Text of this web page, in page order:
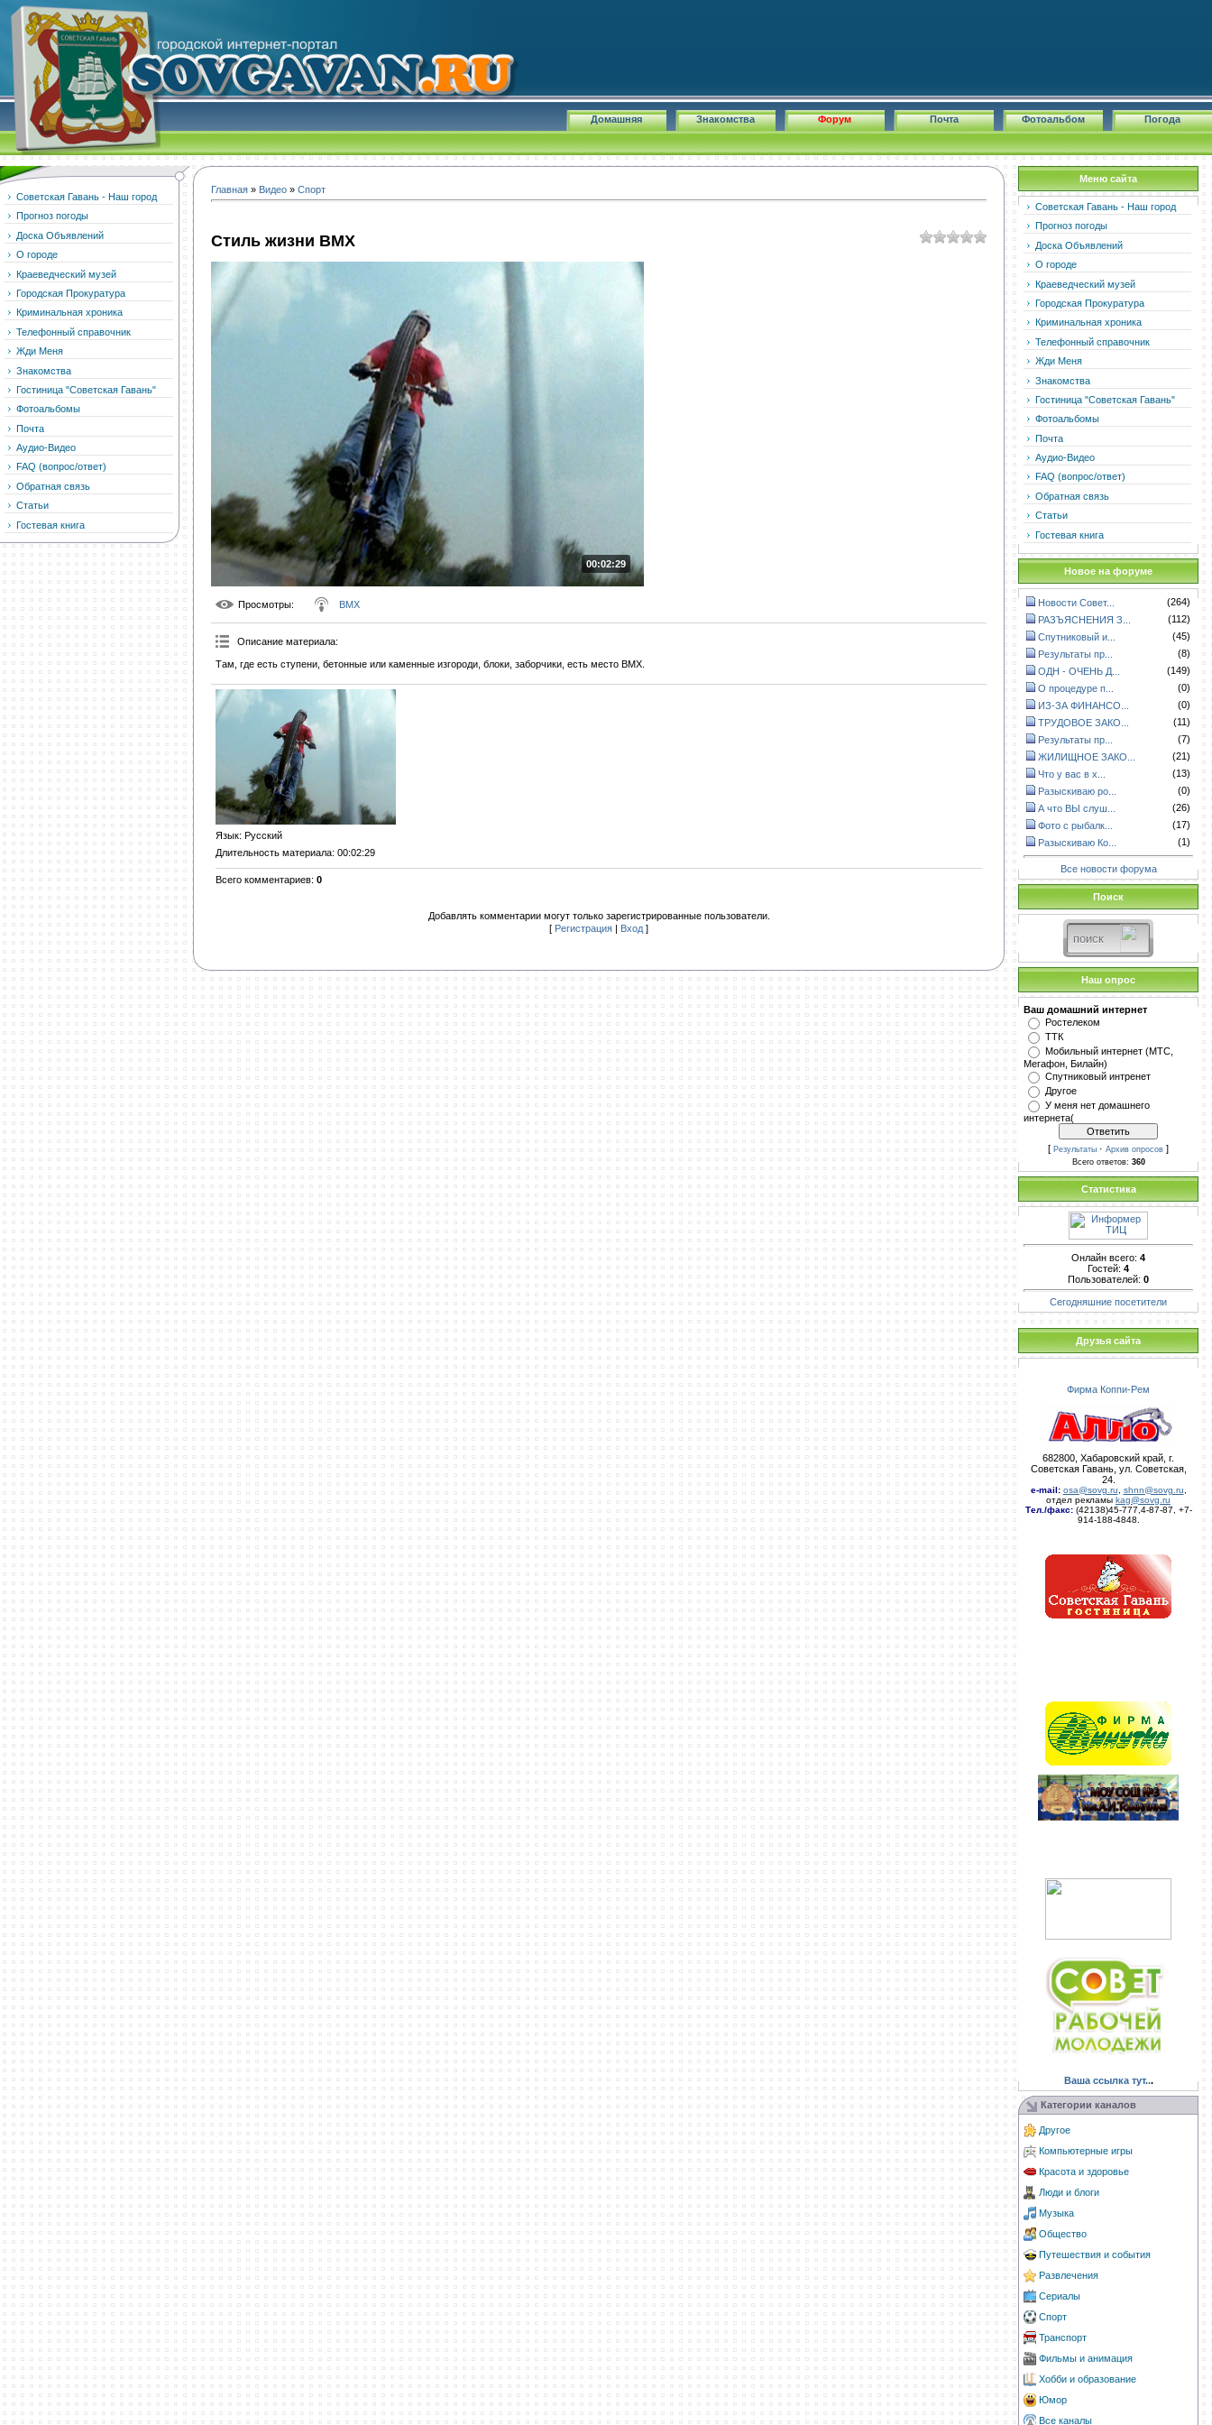
Погода
Фотоальбом
Почта
Форум
Знакомства
Домашняя
Советская Гавань - Наш город
Прогноз погоды
Доска Объявлений
О городе
Краеведческий музей
Городская Прокуратура
Криминальная хроника
Телефонный справочник
Жди Меня
Знакомства
Гостиница "Советская Гавань"
Фотоальбомы
Почта
Аудио-Видео
FAQ (вопрос/ответ)
Обратная связь
Статьи
Гостевая книга
Главная » Видео » Спорт
Стиль жизни BMX
00:02:29
Просмотры: BMX
Описание материала:
Там, где есть ступени, бетонные или каменные изгороди, блоки, заборчики, есть место BMX.
Язык: Русский
Длительность материала: 00:02:29
Всего комментариев: 0
Добавлять комментарии могут только зарегистрированные пользователи.
[ Регистрация | Вход ]
Меню сайта
Советская Гавань - Наш город
Прогноз погоды
Доска Объявлений
О городе
Краеведческий музей
Городская Прокуратура
Криминальная хроника
Телефонный справочник
Жди Меня
Знакомства
Гостиница "Советская Гавань"
Фотоальбомы
Почта
Аудио-Видео
FAQ (вопрос/ответ)
Обратная связь
Статьи
Гостевая книга
Новое на форуме
Новости Совет...
(264)
РАЗЪЯСНЕНИЯ З...
(112)
Спутниковый и...
(45)
Результаты пр...
(8)
ОДН - ОЧЕНЬ Д...
(149)
О процедуре п...
(0)
ИЗ-ЗА ФИНАНСО...
(0)
ТРУДОВОЕ ЗАКО...
(11)
Результаты пр...
(7)
ЖИЛИЩНОЕ ЗАКО...
(21)
Что у вас в х...
(13)
Разыскиваю ро...
(0)
А что ВЫ слуш...
(26)
Фото с рыбалк...
(17)
Разыскиваю Ко...
(1)
Все новости форума
Поиск
Наш опрос
Ваш домашний интернет
Ростелеком
ТТК
Мобильный интернет (МТС,
Мегафон, Билайн)
Спутниковый интренет
Другое
У меня нет домашнего
интернета(
[ Результаты · Архив опросов ]
Всего ответов: 360
Статистика
Онлайн всего: 4
Гостей: 4
Пользователей: 0
Сегодняшние посетители
Друзья сайта
Фирма Коппи-Рем
682800, Хабаровский край, г.
Советская Гавань, ул. Советская,
24.
e-mail: osa@sovg.ru shnn@sovg.ru
отдел рекламы kag@sovg.ru
Тел./факс:(42138)45-777,4-87-87, +7-
914-188-4848.
Ваша ссылка тут...
Категории каналов
Другое
Компьютерные игры
Красота и здоровье
Люди и блоги
Музыка
Общество
Путешествия и события
Развлечения
Сериалы
Спорт
Транспорт
Фильмы и анимация
Хобби и образование
Юмор
Все каналы